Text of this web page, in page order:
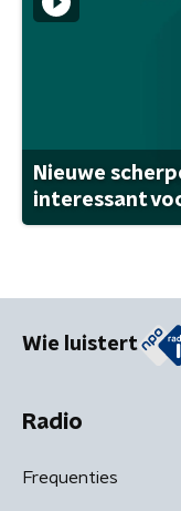
Nieuwe
interessant
Wie luistert
Radio
Frequenties